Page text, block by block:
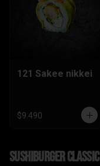
121 Sakee nikkei
$9.490
SushiBurger Classic